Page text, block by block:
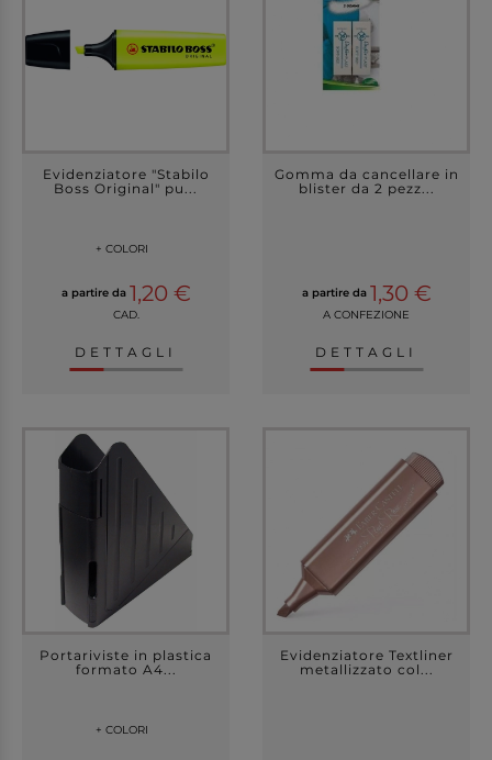
Evidenziatore "Stabilo
Boss Original" pu...
+ COLORI
a partire da 1,20 €
CAD.
DETTAGLI
Gomma da cancellare in
blister da 2 pezz...
a partire da 1,30 €
A CONFEZIONE
DETTAGLI
Portariviste in plastica
formato A4...
+ COLORI
Evidenziatore Textliner
metallizzato col...